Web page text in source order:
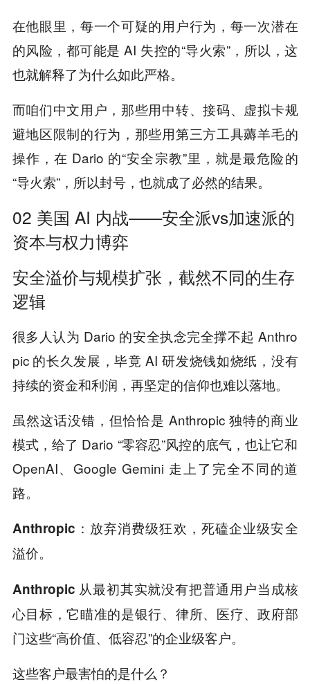
在他眼里，每一个可疑的用户行为，每一次潜在
的风险，都可能是 AI 失控的“导火索”，所以，这
也就解释了为什么如此严格。
而咱们中文用户，那些用中转、接码、虚拟卡规
避地区限制的行为，那些用第三方工具薅羊毛的
操作，在 Dario 的“安全宗教”里，就是最危险的
“导火索”，所以封号，也就成了必然的结果。
02 美国 AI 内战——安全派vs加速派的
资本与权力博弈
安全溢价与规模扩张，截然不同的生存
逻辑
很多人认为 Dario 的安全执念完全撑不起 Anthro
pic 的长久发展，毕竟 AI 研发烧钱如烧纸，没有
持续的资金和利润，再坚定的信仰也难以落地。
虽然这话没错，但恰恰是 Anthropic 独特的商业
模式，给了 Dario “零容忍”风控的底气，也让它和
OpenAI、Google Gemini 走上了完全不同的道
路。
Anthropic：放弃消费级狂欢，死磕企业级安全
溢价。
Anthropic 从最初其实就没有把普通用户当成核
心目标，它瞄准的是银行、律所、医疗、政府部
门这些“高价值、低容忍”的企业级客户。
这些客户最害怕的是什么？